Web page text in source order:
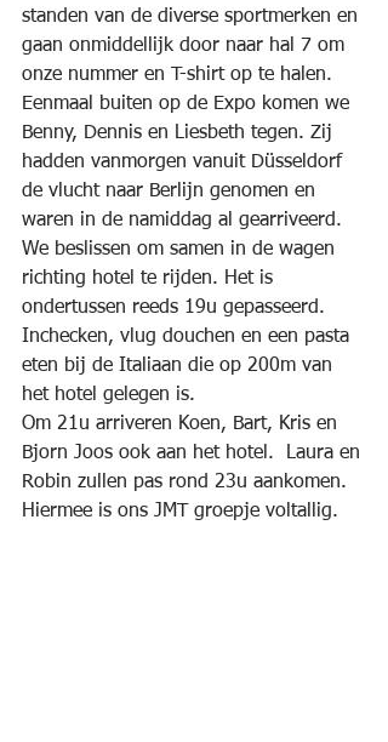
standen van de diverse sportmerken en
gaan onmiddellijk door naar hal 7 om
onze nummer en T-shirt op te halen.
Eenmaal buiten op de Expo komen we
Benny, Dennis en Liesbeth tegen. Zij
hadden vanmorgen vanuit Düsseldorf
de vlucht naar Berlijn genomen en
waren in de namiddag al gearriveerd.
We beslissen om samen in de wagen
richting hotel te rijden. Het is
ondertussen reeds 19u gepasseerd.
Inchecken, vlug douchen en een pasta
eten bij de Italiaan die op 200m van
het hotel gelegen is.
Om 21u arriveren Koen, Bart, Kris en
Bjorn Joos ook aan het hotel.  Laura en
Robin zullen pas rond 23u aankomen.
Hiermee is ons JMT groepje voltallig.